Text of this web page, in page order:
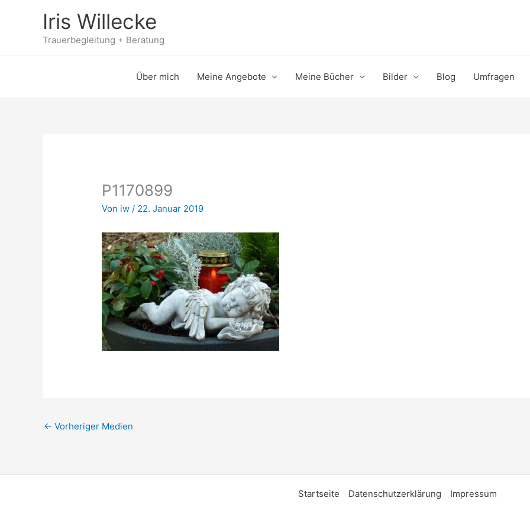
Iris Willecke
Trauerbegleitung + Beratung
Über mich Meine Angebote Meine Bücher Bilder Blog Umfragen
P1170899
Von iw/ 22. Januar 2019
← Vorheriger Medien
Startseite Datenschutzerklärung Impressum